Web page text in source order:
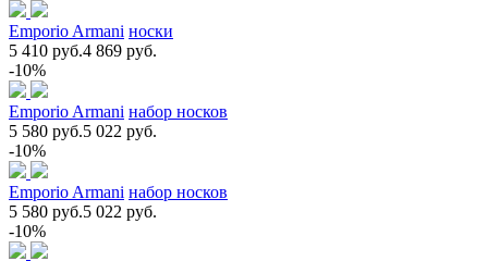
Emporio Armani носки
5 410 руб.4 869 руб.
-10%
Emporio Armani набор носков
5 580 руб.5 022 руб.
-10%
Emporio Armani набор носков
5 580 руб.5 022 руб.
-10%